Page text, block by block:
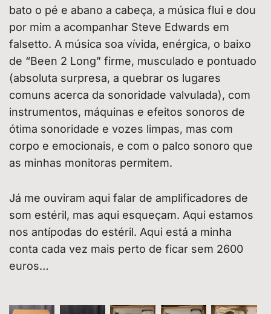
bato o pé e abano a cabeça, a música flui e dou
por mim a acompanhar Steve Edwards em
falsetto. A música soa vívida, enérgica, o baixo
de “Been 2 Long” firme, musculado e pontuado
(absoluta surpresa, a quebrar os lugares
comuns acerca da sonoridade valvulada), com
instrumentos, máquinas e efeitos sonoros de
ótima sonoridade e vozes limpas, mas com
corpo e emocionais, e com o palco sonoro que
as minhas monitoras permitem.
Já me ouviram aqui falar de amplificadores de
som estéril, mas aqui esqueçam. Aqui estamos
nos antípodas do estéril. Aqui está a minha
conta cada vez mais perto de ficar sem 2600
euros…